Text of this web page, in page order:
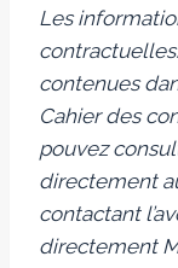
Les
contenues
Cahier des
pouvez
directement
contactant
directement